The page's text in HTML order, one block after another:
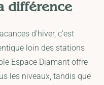
différence
d'hiver, c'est
loin des stations
Espace Diamant offre
les niveaux, tandis que